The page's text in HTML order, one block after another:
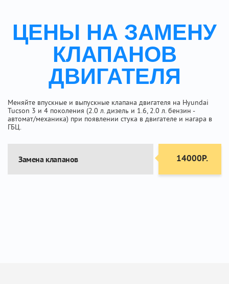
ЦЕНЫ НА ЗАМЕНУ
КЛАПАНОВ
ДВИГАТЕЛЯ
Меняйте впускные и выпускные клапана двигателя на Hyundai
Tucson 3 и 4 поколения (2.0 л. дизель и 1.6, 2.0 л. бензин -
автомат/механика) при появлении стука в двигателе и нагара в
ГБЦ.
Замена клапанов 14000Р.